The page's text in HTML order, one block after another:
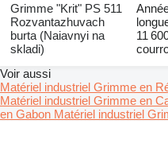
Grimme "Krit" PS 511
Rozvantazhuvach
burta (Naiavnyi na
skladi)
11
Voir aussi
Matériel industriel Grimme en
Matériel industriel Grimme en
en Gabon Matériel industriel